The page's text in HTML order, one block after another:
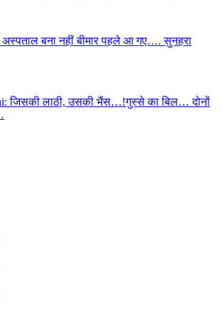
अस्पताल बना नहीं बीमार पहले आ गए…. सुनहरा
जिसकी लाठी, उसकी भैंस…!गुस्से का बिल… दोनों